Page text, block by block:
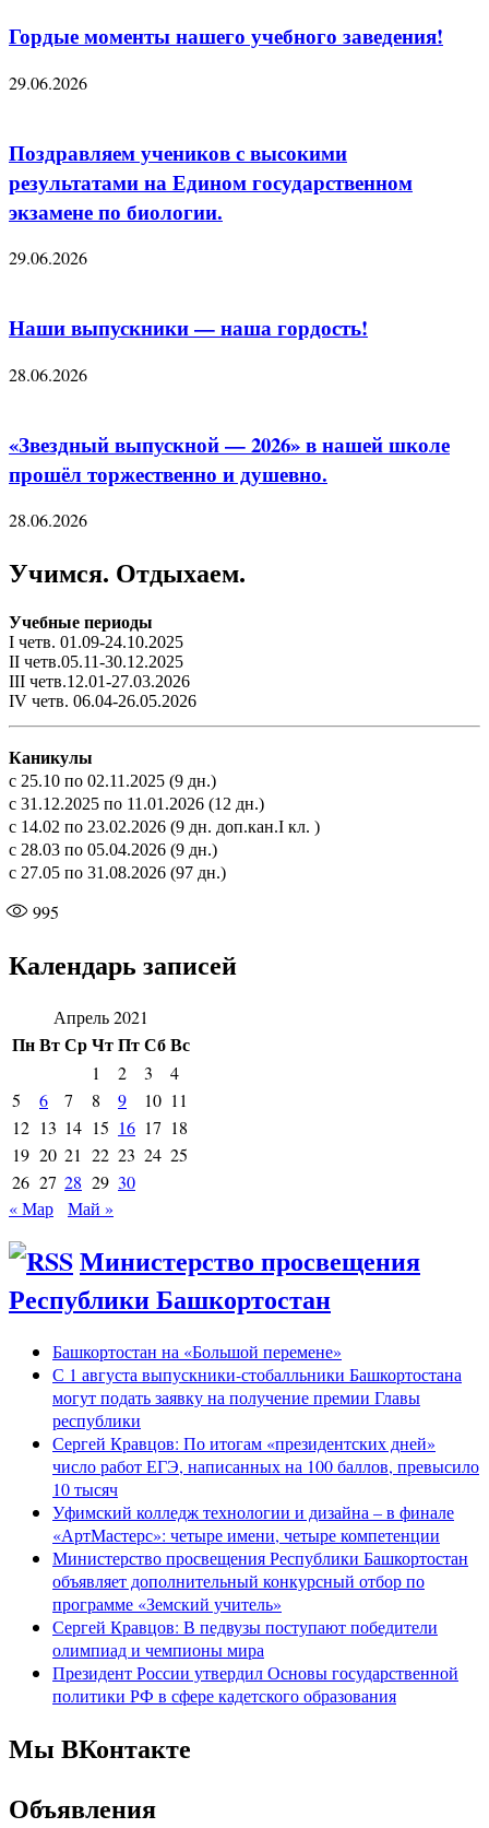
Гордые моменты нашего учебного заведения!
29.06.2026
Поздравляем учеников с высокими
результатами на Едином государственном
экзамене по биологии.
29.06.2026
Наши выпускники — наша гордость!
28.06.2026
«Звездный выпускной — 2026» в нашей школе
прошёл торжественно и душевно.
28.06.2026
Учимся. Отдыхаем.
Учебные периоды
I четв. 01.09-24.10.2025
II четв.05.11-30.12.2025
III четв.12.01-27.03.2026
IV четв. 06.04-26.05.2026
Каникулы
с 25.10 по 02.11.2025 (9 дн.)
с 31.12.2025 по 11.01.2026 (12 дн.)
с 14.02 по 23.02.2026 (9 дн. доп.кан.I кл. )
с 28.03 по 05.04.2026 (9 дн.)
с 27.05 по 31.08.2026 (97 дн.)
995
Календарь записей
Апрель 2021
ПнВтСрЧтПтСбВс
1 2 3
4
5
6 7 8 9 10 11
12 13 14 15 16 17 18
19 20 21 22 23 24 25
26 27 28 29 30
« Мар
Май »
Министерство просвещения
Республики Башкортостан
Башкортостан на «Большой перемене»
С 1 августа выпускники-стобалльники Башкортостана
могут подать заявку на получение премии Главы
республики
Сергей Кравцов: По итогам «президентских дней»
число работ ЕГЭ, написанных на 100 баллов, превысило
10 тысяч
Уфимский колледж технологии и дизайна – в финале
«АртМастерс»: четыре имени, четыре компетенции
Министерство просвещения Республики Башкортостан
объявляет дополнительный конкурсный отбор по
программе «Земский учитель»
Сергей Кравцов: В педвузы поступают победители
олимпиад и чемпионы мира
Президент России утвердил Основы государственной
политики РФ в сфере кадетского образования
Мы ВКонтакте
Объявления